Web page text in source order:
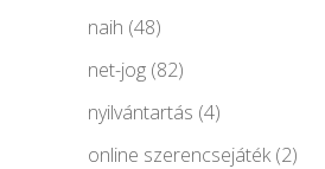
naih (48)
net-jog (82)
nyilvántartás (4)
online szerencsejáték(2)